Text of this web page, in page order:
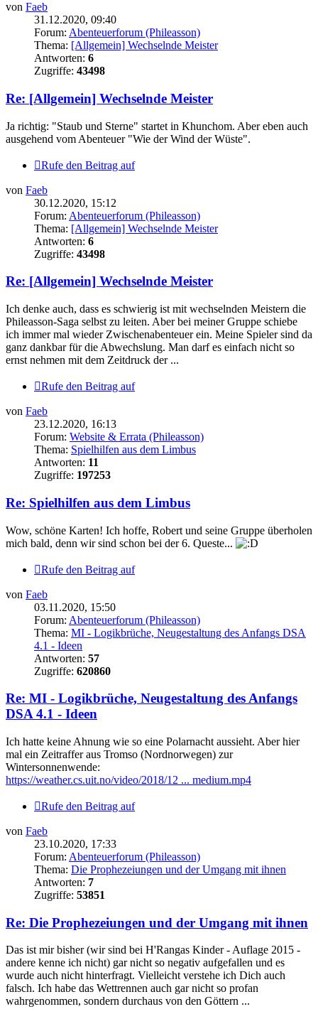
von Faeb
31.12.2020, 09:40
Forum: Abenteuerforum (Phileasson)
Thema: [Allgemein] Wechselnde Meister
Antworten: 6
Zugriffe: 43498
Re: [Allgemein] Wechselnde Meister
Ja richtig: "Staub und Sterne" startet in Khunchom. Aber eben auch
ausgehend vom Abenteuer "Wie der Wind der Wüste".
Rufe den Beitrag auf
von Faeb
30.12.2020, 15:12
Forum: Abenteuerforum (Phileasson)
Thema: [Allgemein] Wechselnde Meister
Antworten: 6
Zugriffe: 43498
Re: [Allgemein] Wechselnde Meister
Ich denke auch, dass es schwierig ist mit wechselnden Meistern die
Phileasson-Saga selbst zu leiten. Aber bei meiner Gruppe schiebe
ich immer mal wieder Zwischenabenteuer ein. Meine Spieler sind da
ganz dankbar für die Abwechslung. Man darf es einfach nicht so
ernst nehmen mit dem Zeitdruck der ...
Rufe den Beitrag auf
von Faeb
23.12.2020, 16:13
Forum: Website & Errata (Phileasson)
Thema: Spielhilfen aus dem Limbus
Antworten: 11
Zugriffe: 197253
Re: Spielhilfen aus dem Limbus
Wow, schöne Karten! Ich hoffe, Robert und seine Gruppe überholen
mich bald, denn wir sind schon bei der 6. Queste...
Rufe den Beitrag auf
von Faeb
03.11.2020, 15:50
Forum: Abenteuerforum (Phileasson)
Thema: MI - Logikbrüche, Neugestaltung des Anfangs DSA
4.1 - Ideen
Antworten: 57
Zugriffe: 620860
Re: MI - Logikbrüche, Neugestaltung des Anfangs
DSA 4.1 - Ideen
Ich hatte keine Ahnung wie so eine Polarnacht aussieht. Aber hier
mal ein Zeitraffer aus Tromso (Nordnorwegen) zur
Wintersonnenwende:
https://weather.cs.uit.no/video/2018/12 ... medium.mp4
Rufe den Beitrag auf
von Faeb
23.10.2020, 17:33
Forum: Abenteuerforum (Phileasson)
Thema: Die Prophezeiungen und der Umgang mit ihnen
Antworten: 7
Zugriffe: 53851
Re: Die Prophezeiungen und der Umgang mit ihnen
Das ist mir bisher (wir sind bei H'Rangas Kinder - Auflage 2015 -
andere kenne ich nicht) gar nicht so negativ aufgefallen und es
wurde auch nicht hinterfragt. Vielleicht verstehe ich Dich auch
falsch. Ich habe das Wettrennen auch gar nicht so profan
wahrgenommen, sondern durchaus von den Göttern ...